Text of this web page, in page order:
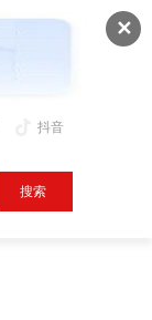
✕
抖音